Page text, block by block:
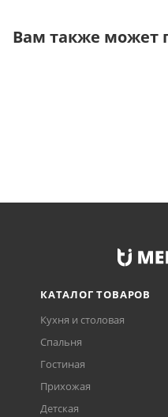
Вам также может
КАТАЛОГ ТОВАРОВ
Кухня и столовая
Спальня
Гостиная
Прихожая
Детская